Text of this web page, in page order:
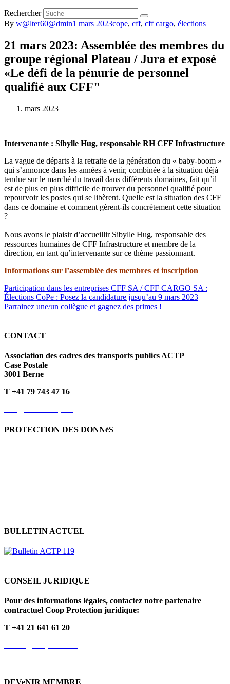
Rechercher
By w@lter60@dmin1 mars 2023cope, cff, cff cargo, élections
21 mars 2023: Assemblée des membres du
groupe régional Plateau / Jura et exposé
«Le défi de la pénurie de personnel
qualifié aux CFF"
mars 2023
Intervenante : Sibylle Hug, responsable RH CFF Infrastructure
La vague de départs à la retraite de la génération du « baby-boom »
qui s’annonce dans les années à venir, combinée à la situation déjà
tendue sur le marché du travail dans différents domaines, fait qu’il
est de plus en plus difficile de trouver du personnel qualifié pour
repourvoir les postes qui se libèrent. Quelle est la situation des CFF
dans ce domaine et comment gèrent-ils concrètement cette situation
?
Nous avons le plaisir d’accueillir Sibylle Hug, responsable des
ressources humaines de CFF Infrastructure et membre de la
direction, en tant qu’intervenante sur ce thème passionnant.
Informations sur l’assemblée des membres et inscription
Participation dans les entreprises CFF SA / CFF CARGO SA :
Élections CoPe : Posez la candidature jusqu’au 9 mars 2023
Parrainez une/un collègue et gagnez des primes !
CONTACT
Association des cadres des transports publics ACTP
Case Postale
3001 Berne
T +41 79 743 47 16
PROTECTION DES DONNéS
BULLETIN ACTUEL
CONSEIL JURIDIQUE
Pour des informations légales, contactez notre partenaire
contractuel Coop Protection juridique:
T +41 21 641 61 20